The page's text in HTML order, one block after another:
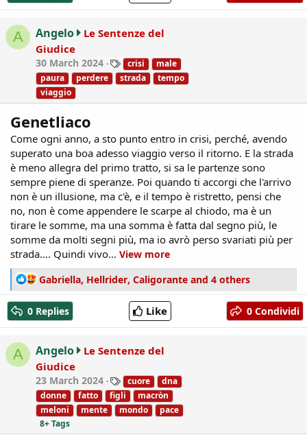
i
o
n
s
:
A Angelo
Le Sentenze del
Giudice
30 March 2024
T
a
g
crisi
male
paura
perdere strada
tempo
viaggio
Genetliaco
Come ogni anno, a sto punto entro in crisi, perché, avendo
superato una boa adesso viaggio verso il ritorno. E la strada
è meno allegra del primo tratto, si sa le partenze sono
sempre piene di speranze. Poi quando ti accorgi che l'arrivo
non è un illusione, ma c'è, e il tempo è ristretto, pensi che
no, non è come appendere le scarpe al chiodo, ma è un
tirare le somme, ma una somma è fatta dal segno più, le
somme da molti segni più, ma io avrò perso svariati più per
strada.... Quindi vivo... View more
R
e
a
c
t
i
o
n
s
:
Gabriella, Hellrider, Caligorante and 4 others
0 Replies Like 0 Condividi
A Angelo
Le Sentenze del
Giudice
23 March 2024
T
a
g
s
cuore
dna
donne
fatto figli
macròn
meloni
mente mondo
pace
8+ Tags